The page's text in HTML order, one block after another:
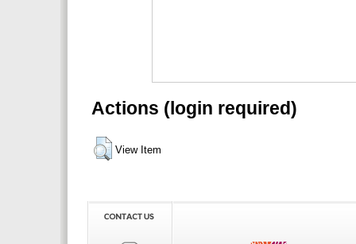
Actions (login required)
View Item